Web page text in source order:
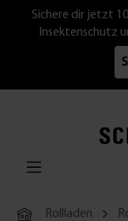
Sichere dir jetzt
Insektenschutz
Rollladen